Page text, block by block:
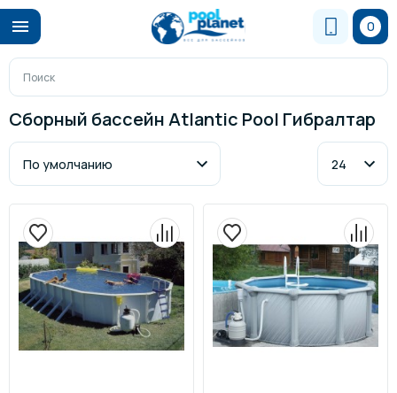
0
Сборный бассейн Atlantic Pool Гибралтар